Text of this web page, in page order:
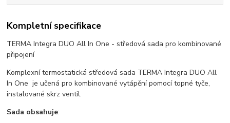
Kompletní specifikace
TERMA Integra DUO All In One - středová sada pro kombinované
připojení
Komplexní termostatická středová sada TERMA Integra DUO All
In One je učená pro kombinované vytápění pomocí topné tyče,
instalované skrz ventil.
Sada obsahuje: